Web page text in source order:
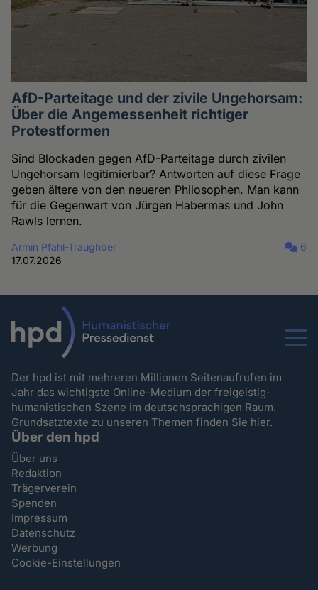
AfD-Parteitage und der zivile Ungehorsam:
Über die Angemessenheit richtiger
Protestformen
Sind Blockaden gegen AfD-Parteitage durch zivilen
Ungehorsam legitimierbar? Antworten auf diese Frage
geben ältere von den neueren Philosophen. Man kann
für die Gegenwart von Jürgen Habermas und John
Rawls lernen.
Armin Pfahl-Traughber
17.07.2026
6
Menu
Der hpd ist mit mehreren Millionen Seitenaufrufen im
Jahr das wichtigste Online-Medium der freigeistig-
humanistischen Szene im deutschsprachigen Raum.
Grundsatztexte zu unseren Themenfinden Sie hier.
Über den hpd
Über uns
Redaktion
Trägerverein
Spenden
Impressum
Datenschutz
Werbung
Cookie-Einstellungen